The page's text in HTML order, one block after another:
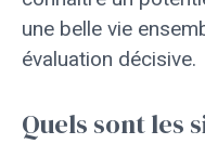
une belle vie
évaluation décisive.
Quels sont les